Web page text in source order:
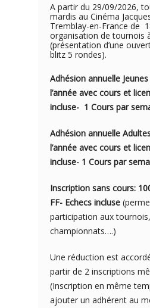
A partir du 29/09/2026,
mardis au Cinéma
Tremblay-en-France de
organisation de tournois
(présentation d’une
blitz 5 rondes).
Adhésion annuelle
l’année avec cours et
incluse- 1 Cours par
Adhésion annuelle
l’année avec cours et
incluse- 1 Cours par
Inscription sans cours:
FF- Echecs incluse
participation aux tournois,
championnats….)
Une réduction est
partir de 2 inscriptions
(Inscription en même
ajouter un adhérent au